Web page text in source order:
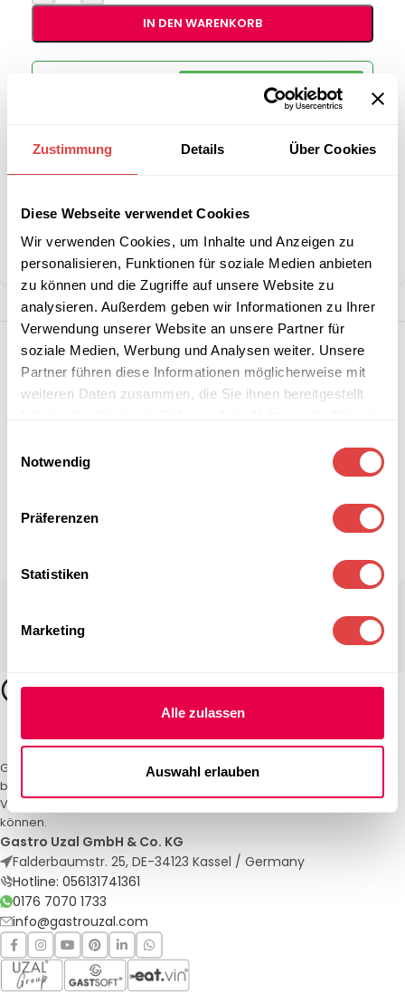
Zustimmung Details Über Cookies
Diese Webseite verwendet Cookies
Wir verwenden Cookies, um Inhalte und Anzeigen zu
personalisieren, Funktionen für soziale Medien anbieten
zu können und die Zugriffe auf unsere Website zu
analysieren. Außerdem geben wir Informationen zu Ihrer
Verwendung unserer Website an unsere Partner für
soziale Medien, Werbung und Analysen weiter. Unsere
Partner führen diese Informationen möglicherweise mit
weiteren Daten zusammen, die Sie ihnen bereitgestellt
Notwendig
Präferenzen
Statistiken
Marketing
Alle zulassen
Auswahl erlauben
IN DEN WARENKORB
B2B-Angebot
anfordern
Kategorie: Servietten
Teilen:
Gastro Uzal – Ihr Spezialist für Gastronomiemöbel und -textilien. Wir
bieten maßgeschneiderte Lösungen für Restaurants, Hotels und
Veranstaltungen. Qualität und Service, auf die Sie sich verlassen
können.
Gastro Uzal GmbH & Co. KG
Falderbaumstr. 25, DE-34123 Kassel / Germany
Hotline: 056131741361
0176 7070 1733
info@gastrouzal.com